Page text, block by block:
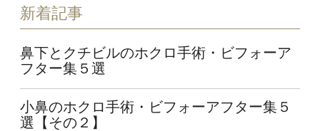
新着記事
鼻下とクチビルのホクロ手術・ビフォーア
フター集５選
小鼻のホクロ手術・ビフォーアフター集５
選【その２】